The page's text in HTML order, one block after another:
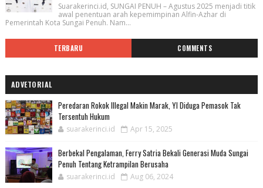
Suarakerinci.id, SUNGAI PENUH – Agustus 2025 menjadi titik
awal penentuan arah kepemimpinan Alfin-Azhar di
Pemerintah Kota Sungai Penuh. Nam...
TERBARU COMMENTS
ADVETORIAL
Peredaran Rokok Illegal Makin Marak, YI Diduga Pemasok Tak
Tersentuh Hukum
suarakerinci.id Apr 15, 2025
Berbekal Pengalaman, Ferry Satria Bekali Generasi Muda Sungai
Penuh Tentang Ketrampilan Berusaha
suarakerinci.id Aug 06, 2024